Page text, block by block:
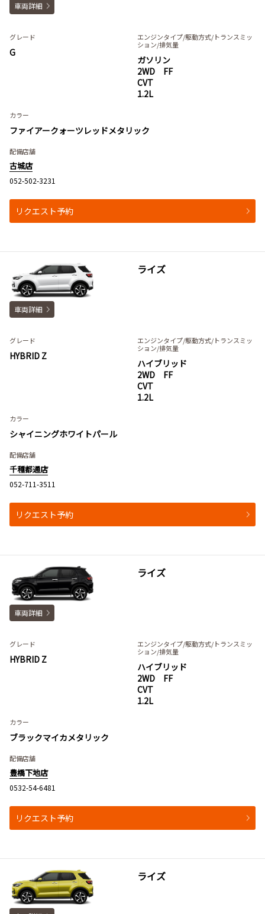
車両詳細
グレード
G
エンジンタイプ/駆動方式/トランスミッ
ション/排気量
ガソリン
2WD FF
CVT
1.2L
カラー
ファイアークォーツレッドメタリック
配備店舗
古城店
052-502-3231
リクエスト予約
ライズ
車両詳細
グレード
HYBRID Z
エンジンタイプ/駆動方式/トランスミッ
ション/排気量
ハイブリッド
2WD FF
CVT
1.2L
カラー
シャイニングホワイトパール
配備店舗
千種都通店
052-711-3511
リクエスト予約
ライズ
車両詳細
グレード
HYBRID Z
エンジンタイプ/駆動方式/トランスミッ
ション/排気量
ハイブリッド
2WD FF
CVT
1.2L
カラー
ブラックマイカメタリック
配備店舗
豊橋下地店
0532-54-6481
リクエスト予約
ライズ